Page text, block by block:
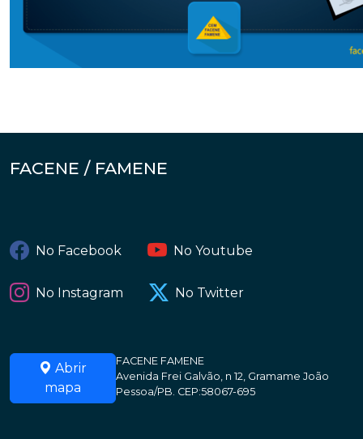
FACENE / FAMENE
No Facebook No Youtube
No Instagram No Twitter
Abrir
mapa
FACENE FAMENE
Avenida Frei Galvão, n 12, Gramame João
Pessoa/PB. CEP:58067-695